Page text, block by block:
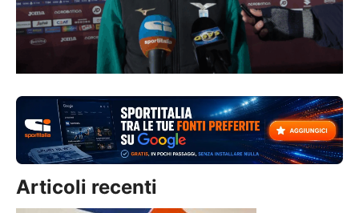
Articoli recenti